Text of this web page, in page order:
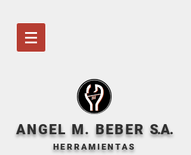
ANGEL M. BEBER S.A.
HERRAMIENTAS